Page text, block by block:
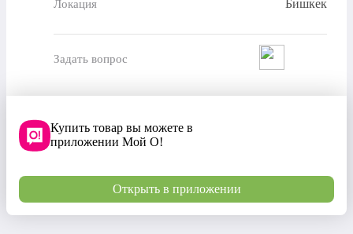
Локация Бишкек
Задать вопрос
Купить товар вы можете в
приложении Мой О!
Открыть в приложении